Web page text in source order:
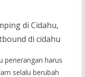
penerangan harus
selalu berubah